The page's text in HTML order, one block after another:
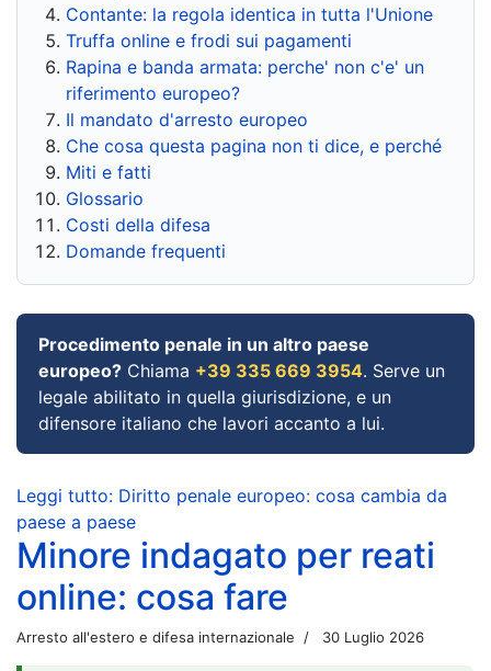
Contante: la regola identica in tutta l'Unione
Truffa online e frodi sui pagamenti
Rapina e banda armata: perche' non c'e' un
riferimento europeo?
Il mandato d'arresto europeo
Che cosa questa pagina non ti dice, e perché
Miti e fatti
Glossario
Costi della difesa
Domande frequenti
Procedimento penale in un altro paese
europeo? Chiama +39 335 669 3954. Serve un
legale abilitato in quella giurisdizione, e un
difensore italiano che lavori accanto a lui.
Leggi tutto: Diritto penale europeo: cosa cambia da
paese a paese
Minore indagato per reati
online: cosa fare
Arresto all'estero e difesa internazionale 30 Luglio 2026